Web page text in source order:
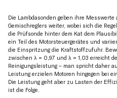
Die Lambdasonden geben ihre
Gemischreglers weiter, wobei sich die
die Prüfsonde hinter dem Kat dem
ein Teil des Motorsteuergerätes und
die Einspritzung die Kraftstoffzufuhr.
zwischen λ = 0,97 und λ = 1,03 erreicht
Reinigungsleistung – man spricht daher
Leistung erzielen Motoren hingegen bei
Die Leistung geht aber zu Lasten der
ist die Folge.